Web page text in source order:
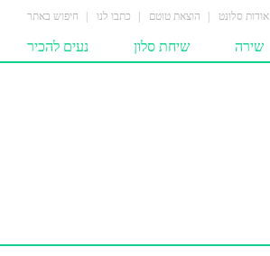
חיפוש באתר כתבו לנו הוצאת טוטם אודות סלונט
נעים להכיר שיחת סלון שירה